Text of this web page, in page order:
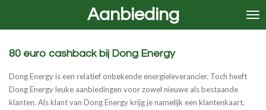
de
Aanbieding
80 euro cashback bij Dong Energy
Dong Energy is een relatief onbekende energieleverancier. Toch heeft
Dong Energy leuke aanbiedingen voor zowel nieuwe als bestaande
klanten. Als klant van Dong Energy krijg je namelijk een klantenkaart.